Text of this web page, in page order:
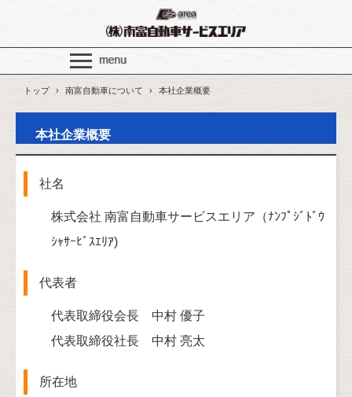
トップ › 南富自動車について › 本社企業概要
本社企業概要
社名
株式会社 南富自動車サービスエリア（ﾅﾝﾌﾟｼﾞﾄﾞｳ
ｼｬｻｰﾋﾞｽｴﾘｱ)
代表者
代表取締役会長 中村 優子
代表取締役社長 中村 亮太
所在地